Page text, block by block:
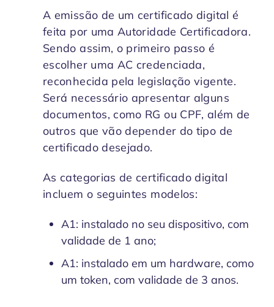
A emissão de um certificado digital é
feita por uma Autoridade Certificadora.
Sendo assim, o primeiro passo é
escolher uma AC credenciada,
reconhecida pela legislação vigente.
Será necessário apresentar alguns
documentos, como RG ou CPF, além de
outros que vão depender do tipo de
certificado desejado.
As categorias de certificado digital
incluem o seguintes modelos:
A1: instalado no seu dispositivo, com
validade de 1 ano;
A1: instalado em um hardware, como
um token, com validade de 3 anos.